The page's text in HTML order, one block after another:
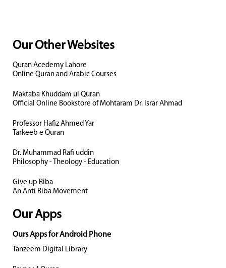
Our Other Websites
Quran Acedemy Lahore
Online Quran and Arabic Courses
Maktaba Khuddam ul Quran
Official Online Bookstore of Mohtaram Dr. Israr Ahmad
Professor Hafiz Ahmed Yar
Tarkeeb e Quran
Dr. Muhammad Rafi uddin
Philosophy - Theology - Education
Give up Riba
An Anti Riba Movement
Our Apps
Ours Apps for Android Phone
Tanzeem Digital Library